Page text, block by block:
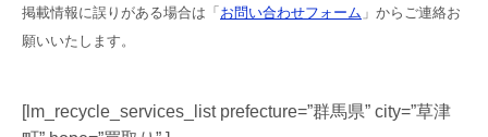
掲載情報に誤りがある場合は「 お問い合わせフォーム 」からご連絡お
願いいたします。
[lm_recycle_services_list prefecture=”群馬県” city=”草津